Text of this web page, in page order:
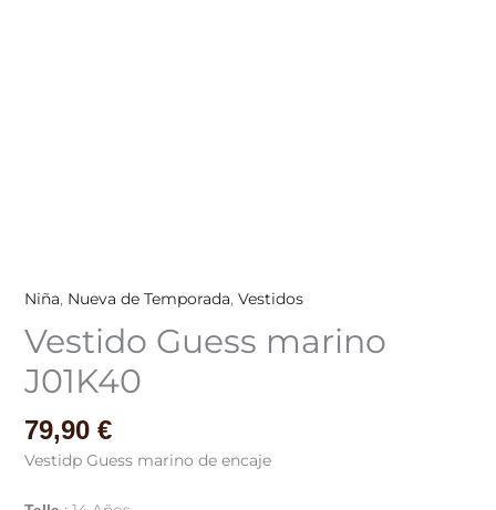
Niña, Nueva de Temporada, Vestidos
Vestido Guess marino
J01K40
79,90 €
Vestidp Guess marino de encaje